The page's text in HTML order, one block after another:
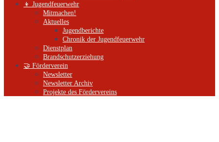
👦 Jugendfeuerwehr
Mitmachen!
Aktuelles
Jugendberichte
Chronik der Jugendfeuerwehr
Dienstplan
Brandschutzerziehung
🤝 Förderverein
Newsletter
Newsletter Archiv
Projekte des Fördervereins